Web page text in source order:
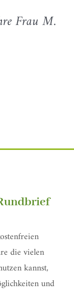
Frau M.
die vielen
kannst,
und